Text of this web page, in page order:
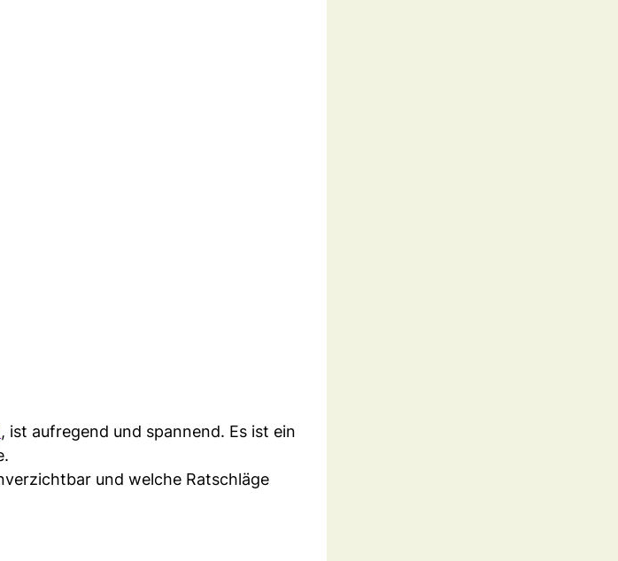
, ist aufregend und spannend. Es ist ein
und welche Ratschläge